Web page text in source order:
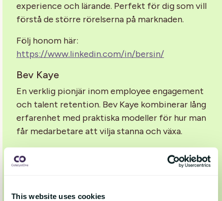
This website uses cookies
experience och lärande. Perfekt för dig som vill
förstå de större rörelserna på marknaden.
Följ honom här:
https://www.linkedin.com/in/bersin/
Bev Kaye
En verklig pionjär inom employee engagement
och talent retention. Bev Kaye kombinerar lång
erfarenhet med praktiska modeller för hur man
får medarbetare att vilja stanna och växa.
https://www.linkedin.com/in/bevkaye/